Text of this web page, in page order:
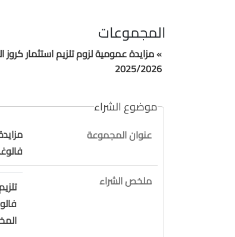
المجموعات
» مزايدة عمومية لزوم تلزيم استثمار
2025/2026
موضوع الشراء
عنوان المجموعة
ملخص الشراء